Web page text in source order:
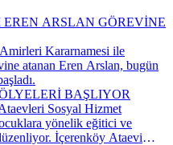
ARSLAN GÖREVİNE
Kararnamesi ile
atanan Eren Arslan, bugün
BAŞLIYOR
Sosyal Hizmet
yönelik eğitici ve
İçerenköy Ataevi